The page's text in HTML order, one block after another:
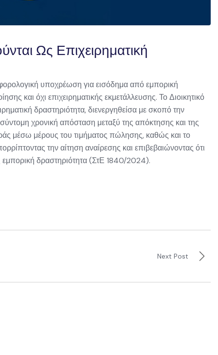
Ως Επιχειρηματική
υποχρέωση για εισόδημα από εμπορική
και όχι επιχειρηματικής εκμετάλλευσης. Το Διοικητικό
δραστηριότητα, διενεργηθείσα με σκοπό την
χρονική απόσταση μεταξύ της απόκτησης και της
μέσω μέρους του τιμήματος πώλησης, καθώς και το
την αίτηση αναίρεσης και επιβεβαιώνοντας ότι
δραστηριότητα (ΣτΕ 1840/2024).
Next Post